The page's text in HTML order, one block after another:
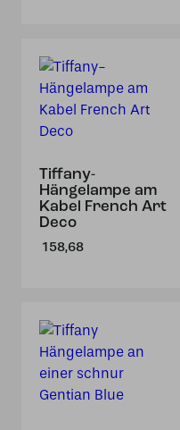
Tiffany-
Hängelampe am
Kabel French Art
Deco
158,68